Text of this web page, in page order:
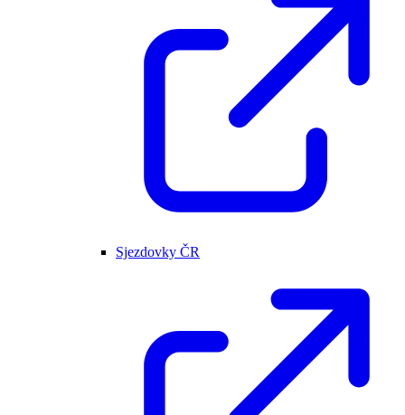
Sjezdovky ČR